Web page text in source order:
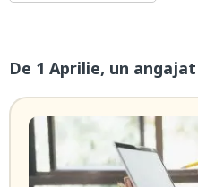
De 1 Aprilie, un